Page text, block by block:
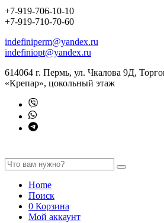
+7-919-706-10-10
+7-919-710-70-60
indefiniperm@yandex.ru
indefiniopt@yandex.ru
614064 г. Пермь, ул. Чкалова 9Д,
«Крепар», цокольный этаж
Home
Поиск
0 Корзина
Мой аккаунт